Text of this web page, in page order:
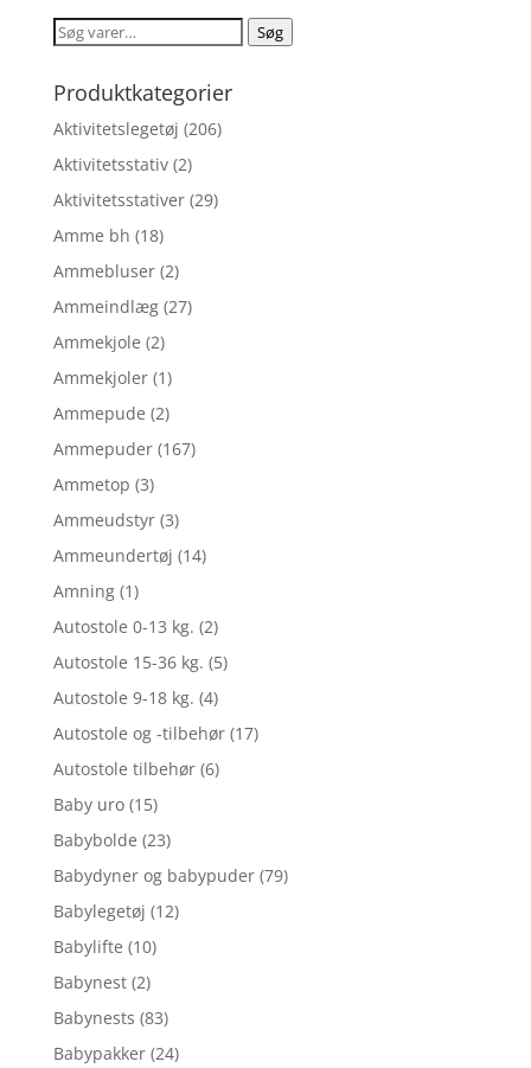
var:
kr. 99,95.
er:
kr. 79,96.
Søg
Søg
Produktkategorier
Aktivitetslegetøj (206)
Aktivitetsstativ (2)
Aktivitetsstativer (29)
Amme bh (18)
Ammebluser (2)
Ammeindlæg (27)
Ammekjole (2)
Ammekjoler (1)
Ammepude (2)
Ammepuder (167)
Ammetop (3)
Ammeudstyr (3)
Ammeundertøj (14)
Amning (1)
Autostole 0-13 kg. (2)
Autostole 15-36 kg. (5)
Autostole 9-18 kg. (4)
Autostole og -tilbehør (17)
Autostole tilbehør (6)
Baby uro (15)
Babybolde (23)
Babydyner og babypuder (79)
Babylegetøj (12)
Babylifte (10)
Babynest (2)
Babynests (83)
Babypakker (24)